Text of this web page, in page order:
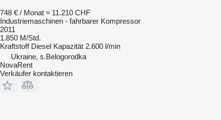
748 € / Monat ≈ 11.210 CHF
Industriemaschinen - fahrbarer Kompressor
2011
1.850 M/Std.
Kraftstoff Diesel Kapazität 2.600 l/min
Ukraine, s.Belogorodka
NovaRent
Verkäufer kontaktieren